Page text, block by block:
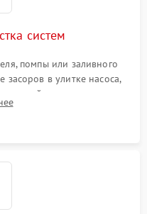
систем
помпы или заливного
засоров в улитке насоса,
ремонт платы
проводки.